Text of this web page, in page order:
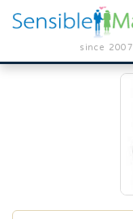
since 2007